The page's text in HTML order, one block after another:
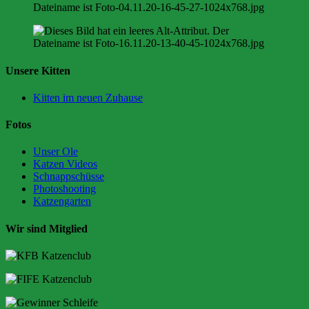
Unsere Kitten
Kitten im neuen Zuhause
Fotos
Unser Ole
Katzen Videos
Schnappschüsse
Photoshooting
Katzengarten
Wir sind Mitglied